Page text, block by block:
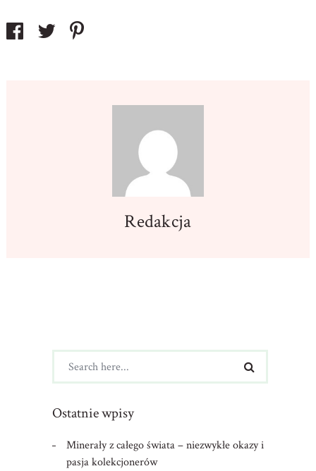
Redakcja
Ostatnie wpisy
Minerały z całego świata – niezwykłe okazy i
pasja kolekcjonerów